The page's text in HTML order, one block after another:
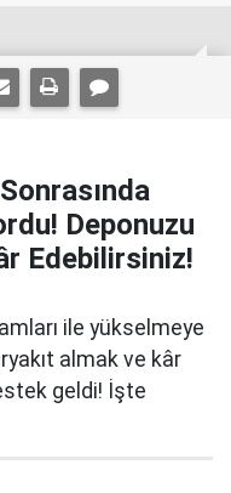
Deponuzu
Edebilirsiniz!
ile yükselmeye
almak ve kâr
geldi! İşte